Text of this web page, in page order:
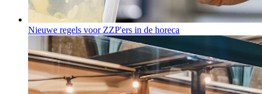
Nieuwe regels voor ZZP'ers in de horeca